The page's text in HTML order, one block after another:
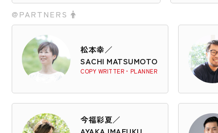
@PARTNERS
松本幸／
SACHI MATSUMOTO
COPY WRITTER・PLANNER
今福彩夏／